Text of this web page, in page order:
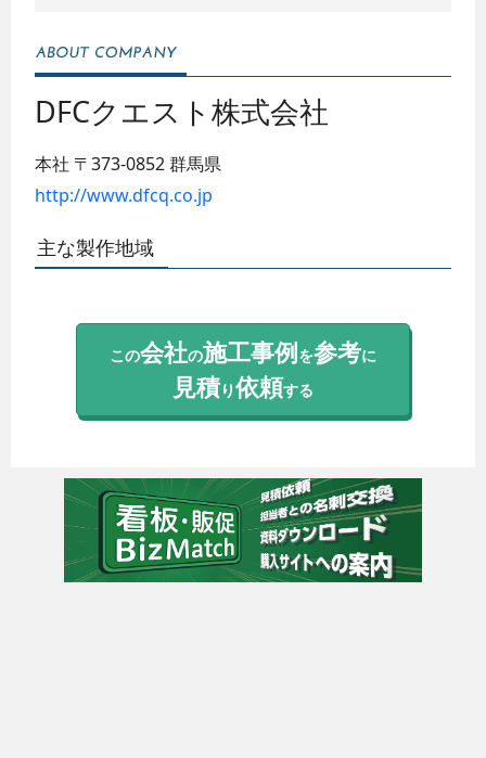
DFCクエスト株式会社
本社 〒373-0852群馬県
http://www.dfcq.co.jp
主な製作地域
この会社の施工事例を参考に
見積り依頼する